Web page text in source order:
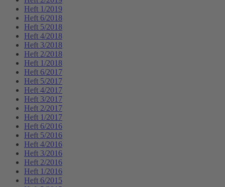
Heft 1/2019
Heft 6/2018
Heft 5/2018
Heft 4/2018
Heft 3/2018
Heft 2/2018
Heft 1/2018
Heft 6/2017
Heft 5/2017
Heft 4/2017
Heft 3/2017
Heft 2/2017
Heft 1/2017
Heft 6/2016
Heft 5/2016
Heft 4/2016
Heft 3/2016
Heft 2/2016
Heft 1/2016
Heft 6/2015